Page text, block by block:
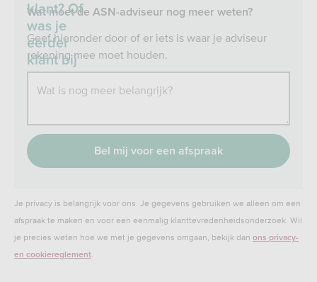
klant? Of
was je
eerder
klant bij
SNS of
RegioBank?
Wat moet de ASN-adviseur nog meer weten?
Geef hieronder door of er iets is waar je adviseur
rekening mee moet houden.
Wat is nog meer belangrijk?
1000
0
van
gebruikt.
Bel mij voor een afspraak
Je privacy is belangrijk voor ons. Je gegevens gebruiken we alleen om een
afspraak te maken en voor een eenmalig klanttevredenheidsonderzoek. Wil
je precies weten hoe we met je gegevens omgaan, bekijk dan ons privacy-
en cookiereglement.